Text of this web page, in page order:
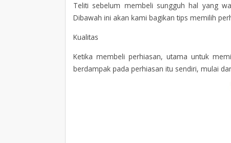
Teliti sebelum membeli sungguh hal yang
Dibawah ini akan kami bagikan tips memilih
Kualitas
Ketika membeli perhiasan, utama untuk
berdampak pada perhiasan itu sendiri, mulai